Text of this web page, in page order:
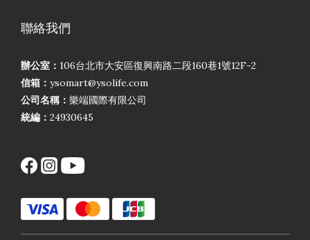
聯絡我們
辦公室： 106台北市大安區復興南路二段160巷1號12F-2
信箱： ysomart@ysolife.com
公司名稱： 樂端國際有限公司
統編： 24930645